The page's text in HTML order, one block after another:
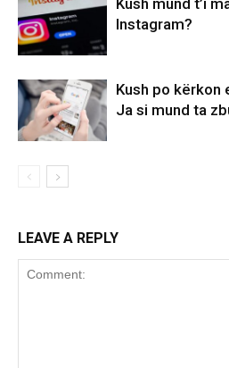
Kush mund t’i
Instagram?
Kush po kërkon
Ja si mund ta
LEAVE A REPLY